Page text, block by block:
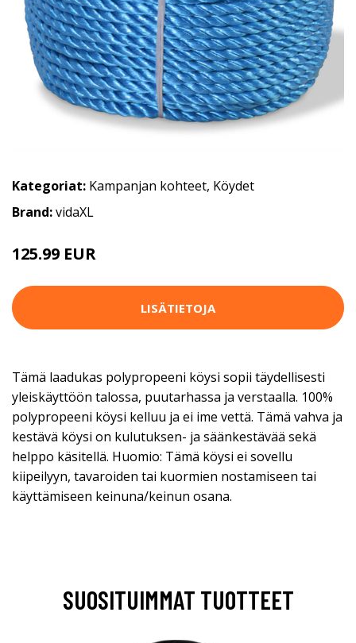
Kategoriat: Kampanjan kohteet, Köydet
Brand:vidaXL
125.99 EUR
LISÄTIETOJA
Tämä laadukas polypropeeni köysi sopii täydellisesti
yleiskäyttöön talossa, puutarhassa ja verstaalla. 100%
polypropeeni köysi kelluu ja ei ime vettä. Tämä vahva ja
kestävä köysi on kulutuksen- ja säänkestävää sekä
helppo käsitellä. Huomio: Tämä köysi ei sovellu
kiipeilyyn, tavaroiden tai kuormien nostamiseen tai
käyttämiseen keinuna/keinun osana.
SUOSITUIMMAT TUOTTEET